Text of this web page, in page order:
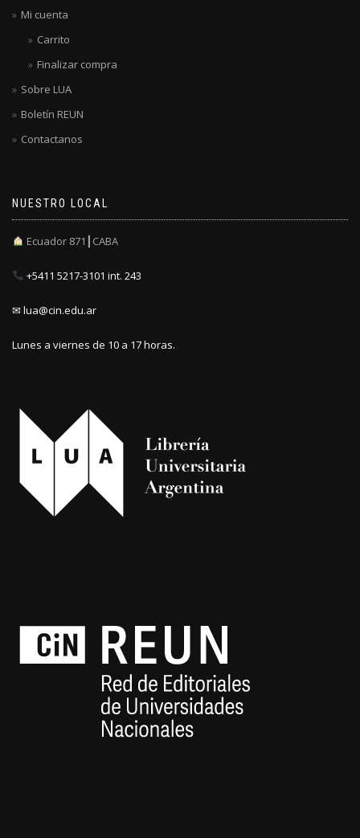
Mi cuenta
Carrito
Finalizar compra
Sobre LUA
Boletín REUN
Contactanos
NUESTRO LOCAL
Ecuador 871┃CABA
+5411 5217-3101 int. 243
✉ lua@cin.edu.ar
Lunes a viernes de 10 a 17 horas.